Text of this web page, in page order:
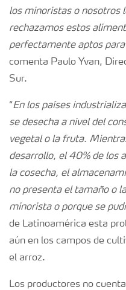
los minoristas o nosotros
rechazamos estos
perfectamente aptos
comenta Paulo Yvan,
Sur.
“En los países
se desecha a nivel del
vegetal o la fruta.
desarrollo, el 40% de los
la cosecha, el
no presenta el tamaño o
minorista o porque se
de Latinoamérica esta
aún en los campos de
el arroz.
Los productores no